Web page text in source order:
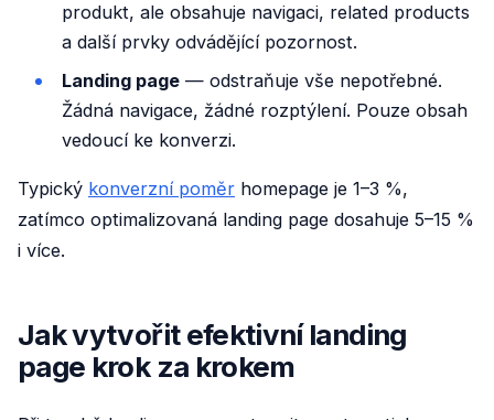
produkt, ale obsahuje navigaci, related products
a další prvky odvádějící pozornost.
Landing page — odstraňuje vše nepotřebné.
Žádná navigace, žádné rozptýlení. Pouze obsah
vedoucí ke konverzi.
Typický konverzní poměr homepage je 1–3 %,
zatímco optimalizovaná landing page dosahuje 5–15 %
i více.
Jak vytvořit efektivní landing
page krok za krokem